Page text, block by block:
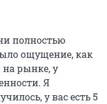
полностью
ощущение, как
на рынке, у
Я
у вас есть 5